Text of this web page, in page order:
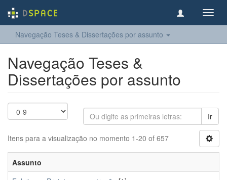
Navegação Teses & Dissertações por assunto
Navegação Teses &
Dissertações por assunto
Ir
Itens para a visualização no momento 1-20 of 657
Assunto